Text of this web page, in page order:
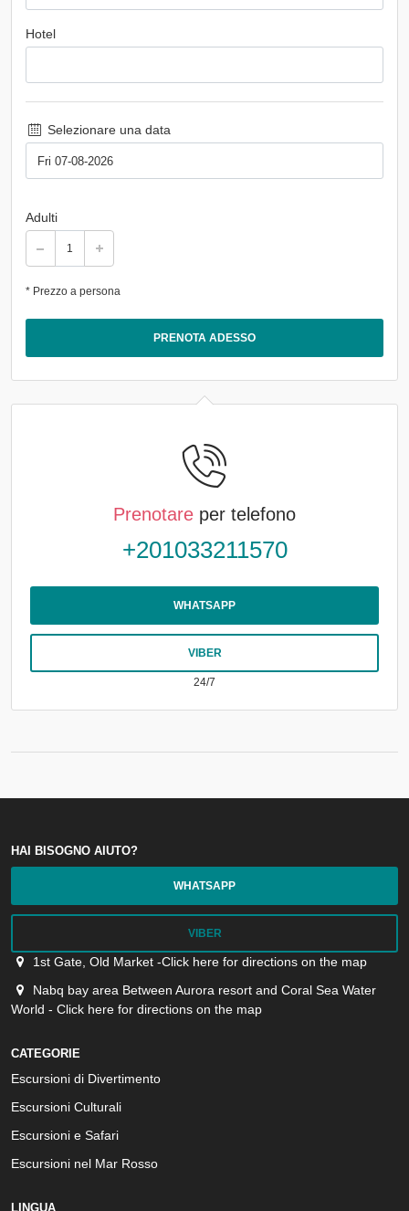
Hotel
Selezionare una data
Adulti
* Prezzo a persona
PRENOTA ADESSO
Prenotare per telefono
+201033211570
WHATSAPP
VIBER
24/7
HAI BISOGNO AIUTO?
WHATSAPP
VIBER
1st Gate, Old Market -Click here for directions on the map
Nabq bay area Between Aurora resort and Coral Sea Water
World - Click here for directions on the map
CATEGORIE
Escursioni di Divertimento
Escursioni Culturali
Escursioni e Safari
Escursioni nel Mar Rosso
LINGUA